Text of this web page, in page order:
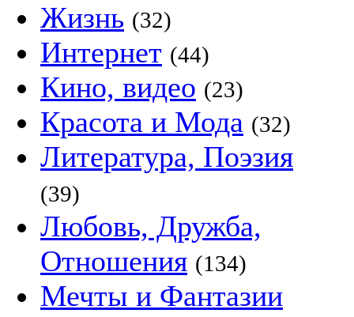
Жизнь (32)
Интернет (44)
Кино, видео (23)
Красота и Мода (32)
Литература, Поэзия
(39)
Любовь, Дружба,
Отношения (134)
Мечты и Фантазии